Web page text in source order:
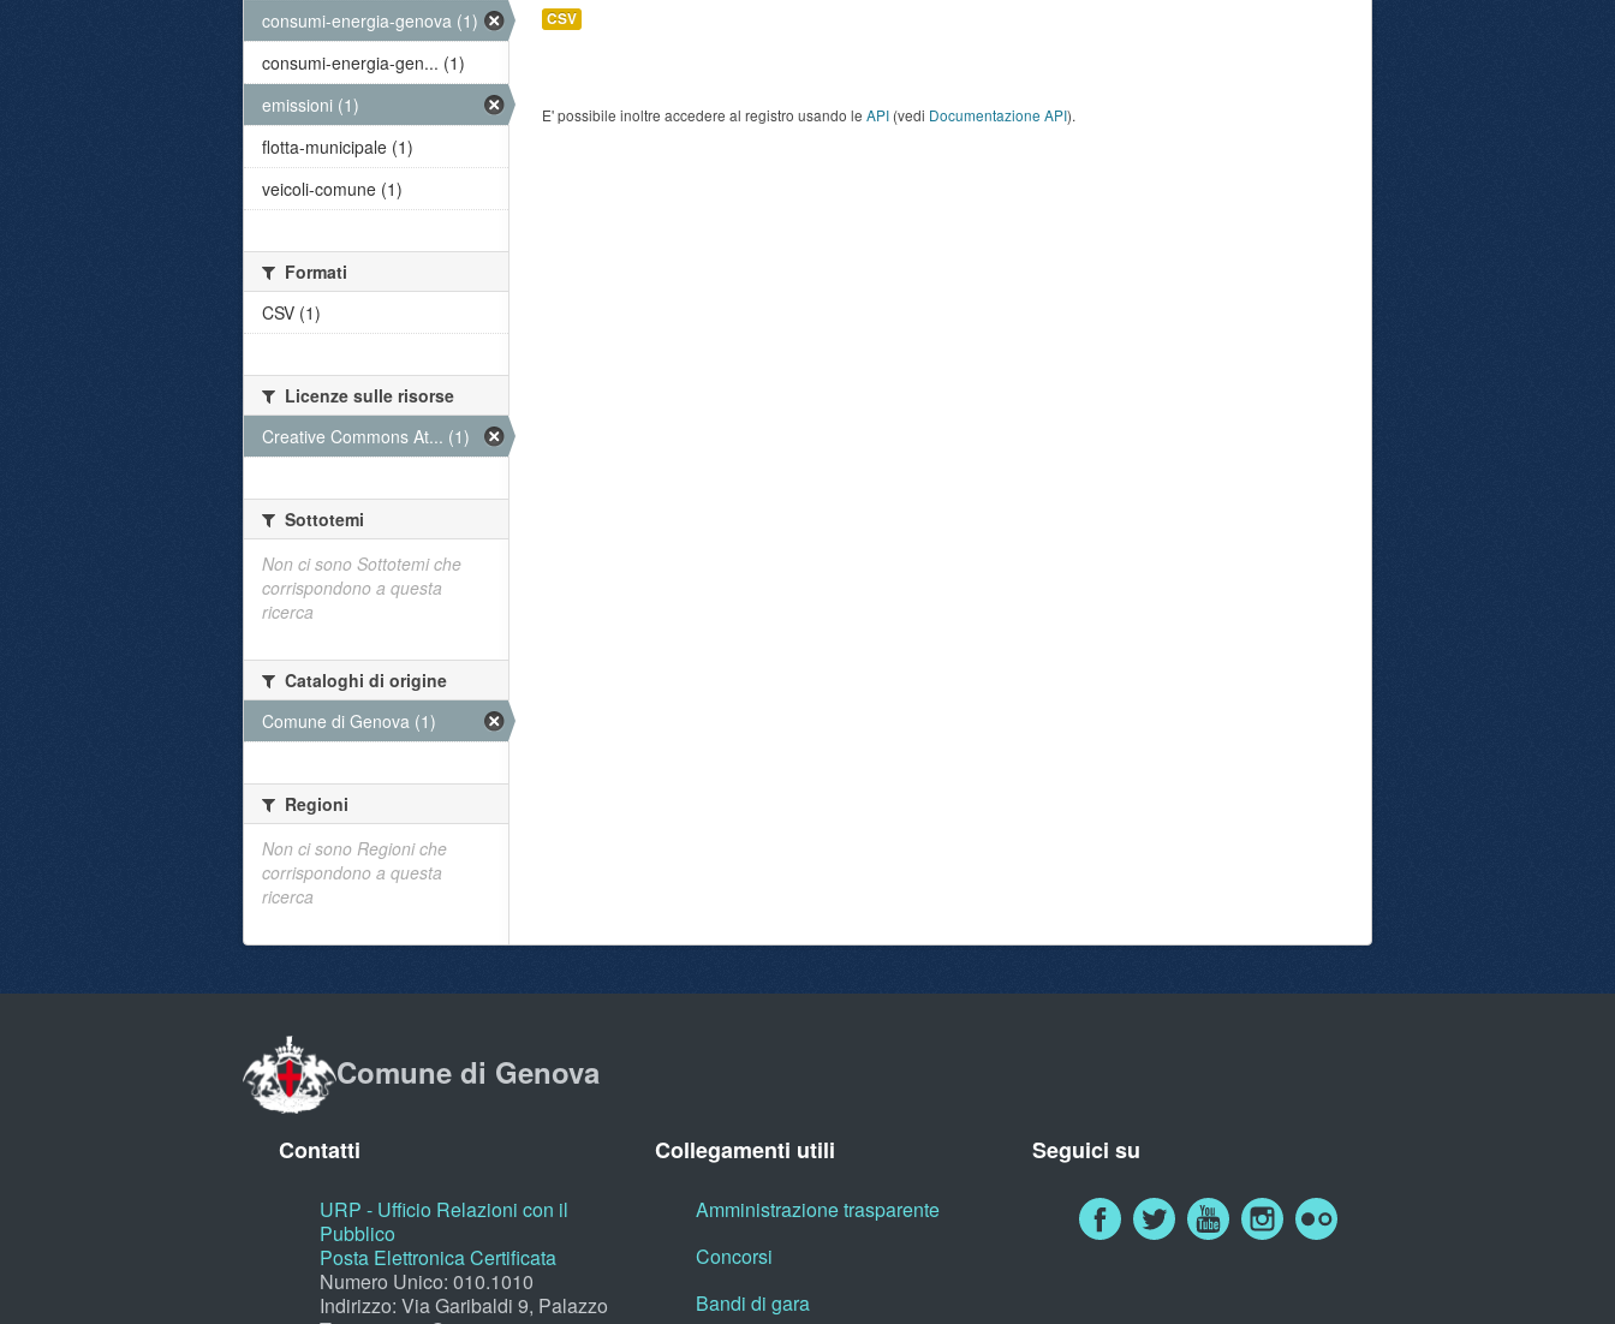
CSV
E' possibile inoltre accedere al registro usando le API (vedi Documentazione API).
consumi-energia-genova (1)
consumi-energia-gen... (1)
emissioni (1)
flotta-municipale (1)
veicoli-comune (1)
Formati
CSV (1)
Licenze sulle risorse
Creative Commons At... (1)
Sottotemi
Non ci sono Sottotemi che
corrispondono a questa
ricerca
Cataloghi di origine
Comune di Genova (1)
Regioni
Non ci sono Regioni che
corrispondono a questa
ricerca
Comune di Genova
Contatti
URP - Ufficio Relazioni con il
Pubblico
Posta Elettronica Certificata
Numero Unico: 010.1010
Indirizzo: Via Garibaldi 9, Palazzo
Collegamenti utili
Amministrazione trasparente
Concorsi
Bandi di gara
Seguici su